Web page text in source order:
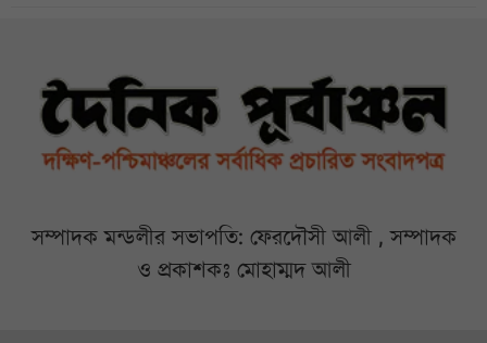
সম্পাদক মন্ডলীর সভাপতি: ফেরদৌসী আলী , সম্পাদক
ও প্রকাশকঃ মোহাম্মদ আলী